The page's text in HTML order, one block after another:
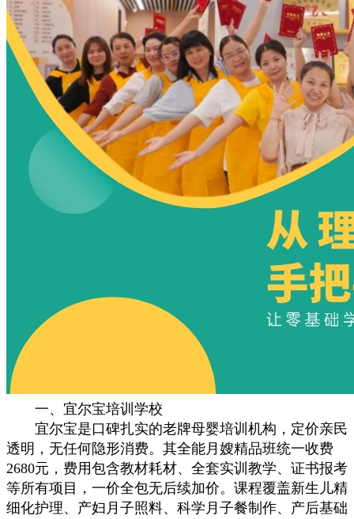
一、宜尔宝培训学校
宜尔宝是口碑扎实的老牌母婴培训机构，定价亲民
透明，无任何隐形消费。其全能月嫂精品班统一收费
2680元，费用包含教材耗材、全套实训教学、证书报考
等所有项目，一价全包无后续加价。课程覆盖新生儿精
细化护理、产妇月子照料、科学月子餐制作、产后基础